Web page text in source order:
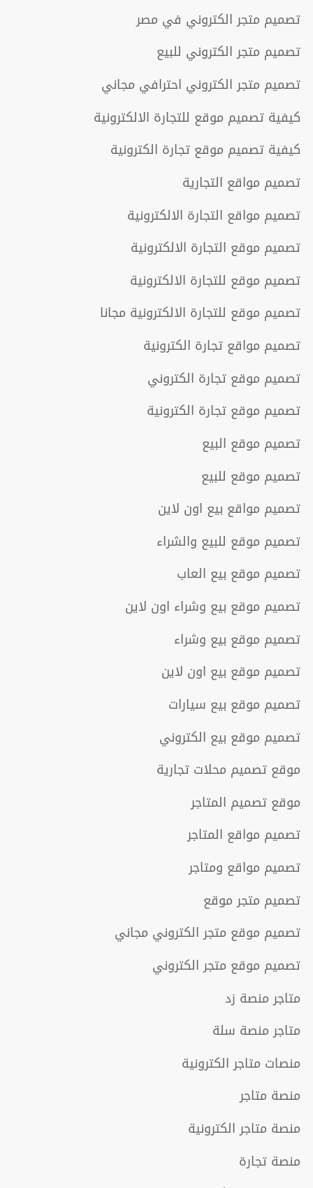
تصميم متجر الكتروني في مصر
تصميم متجر الكتروني للبيع
تصميم متجر الكتروني احترافي مجاني
كيفية تصميم موقع للتجارة الالكترونية
كيفية تصميم موقع تجارة الكترونية
تصميم مواقع التجارية
تصميم مواقع التجارة الالكترونية
تصميم موقع التجارة الالكترونية
تصميم موقع للتجارة الالكترونية
تصميم موقع للتجارة الالكترونية مجانا
تصميم مواقع تجارة الكترونية
تصميم موقع تجارة الكتروني
تصميم موقع تجارة الكترونية
تصميم موقع البيع
تصميم موقع للبيع
تصميم مواقع بيع اون لاين
تصميم موقع للبيع والشراء
تصميم موقع بيع العاب
تصميم موقع بيع وشراء اون لاين
تصميم موقع بيع وشراء
تصميم موقع بيع اون لاين
تصميم موقع بيع سيارات
تصميم موقع بيع الكتروني
موقع تصميم محلات تجارية
موقع تصميم المتاجر
تصميم مواقع المتاجر
تصميم مواقع ومتاجر
تصميم متجر موقع
تصميم موقع متجر الكتروني مجاني
تصميم موقع متجر الكتروني
متاجر منصة زد
متاجر منصة سلة
منصات متاجر الكترونية
منصة متاجر
منصة متاجر الكترونية
منصة تجارة